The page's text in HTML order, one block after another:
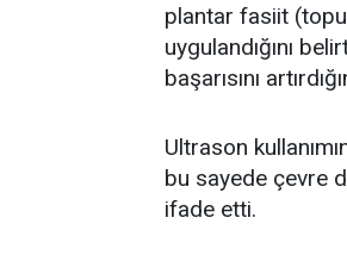
plantar fasiit
uygulandığını
başarısını
Ultrason
bu sayede çevre
ifade etti.